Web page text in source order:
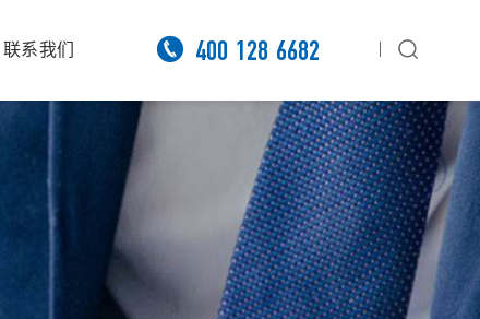
 400 128 6682
联系我们